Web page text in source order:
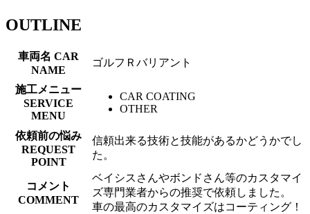
OUTLINE
車両名 CAR
NAME
ゴルフＲバリアント
施工メニュー
SERVICE
MENU
CAR COATING
OTHER
依頼前の悩み
REQUEST
POINT
信頼出来る技術と技能があるかどうかでし
た。
コメント
COMMENT
ベイシスさんやボンドさん等のカスタマイ
ズ専門業者からの推奨で依頼しました。
車の最高のカスタマイズはコーティング！